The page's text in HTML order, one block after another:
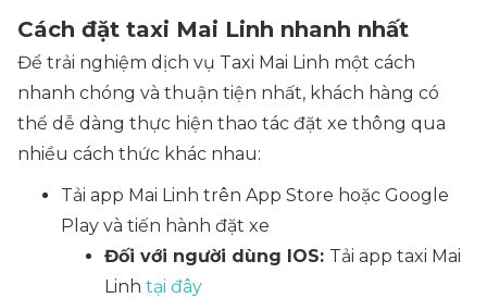
Cách đặt taxi Mai Linh nhanh nhất
Để trải nghiệm dịch vụ Taxi Mai Linh một cách
nhanh chóng và thuận tiện nhất, khách hàng có
thể dễ dàng thực hiện thao tác đặt xe thông qua
nhiều cách thức khác nhau:
Tải app Mai Linh trên App Store hoặc Google
Play và tiến hành đặt xe
Đối với người dùng IOS: Tải app taxi Mai
Linh tại đây